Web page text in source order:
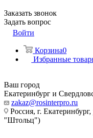
Заказать звонок
Задать вопрос
Войти
Корзина0
Избранные
Ваш город
Екатеринбург и
zakaz@rosinterpro.ru
Россия, г.
"Штольц")